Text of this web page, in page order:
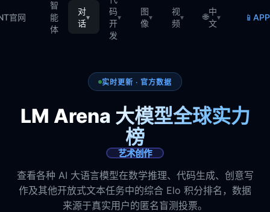
官网
智
能
体
对
话
▾
码
开
发
▾
图
像
▾
视
频
▾ 🌐
中
文
▾ 📱
实时更新 · 官方数据
LM Arena 大模型全球实力
榜
艺术创作
查看各种 AI 大语言模型在数学推理、代码生成、创意写
作及其他开放式文本任务中的综合 Elo 积分排名，数据
来源于真实用户的匿名盲测投票。